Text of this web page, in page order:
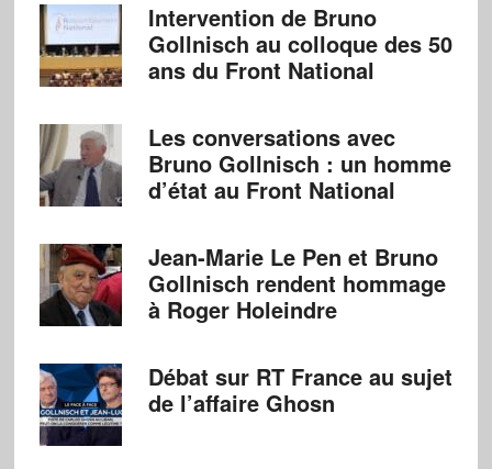
Intervention de Bruno
Gollnisch au colloque des 50
ans du Front National
Les conversations avec
Bruno Gollnisch : un homme
d’état au Front National
Jean-Marie Le Pen et Bruno
Gollnisch rendent hommage
à Roger Holeindre
Débat sur RT France au sujet
de l’affaire Ghosn